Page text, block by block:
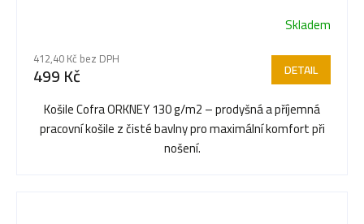
Skladem
412,40 Kč bez DPH
499 Kč DETAIL
Košile Cofra ORKNEY 130 g/m2 – prodyšná a příjemná
pracovní košile z čisté bavlny pro maximální komfort při
nošení.